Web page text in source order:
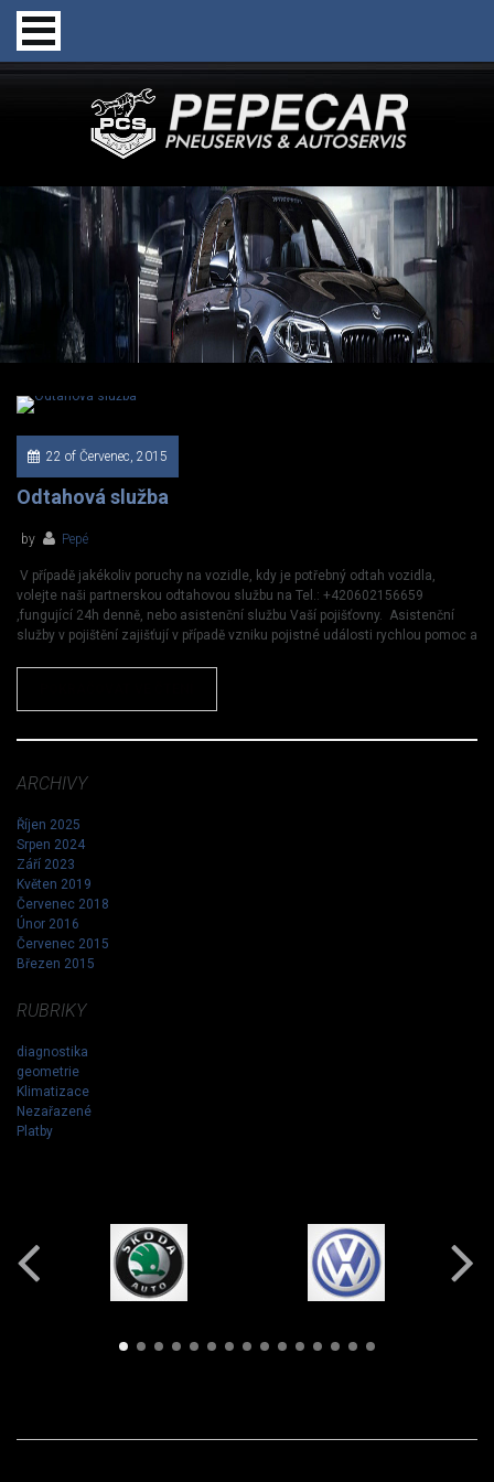
22 of Červenec, 2015
Odtahová služba
by Pepé
V případě jakékoliv poruchy na vozidle, kdy je potřebný odtah vozidla,
volejte naši partnerskou odtahovou službu na Tel.: +420602156659
,fungující 24h denně, nebo asistenční službu Vaší pojišťovny. Asistenční
služby v pojištění zajišťují v případě vzniku pojistné události rychlou pomoc a
ARCHIVY
Říjen 2025
Srpen 2024
Září 2023
Květen 2019
Červenec 2018
Únor 2016
Červenec 2015
Březen 2015
RUBRIKY
diagnostika
geometrie
Klimatizace
Nezařazené
Platby